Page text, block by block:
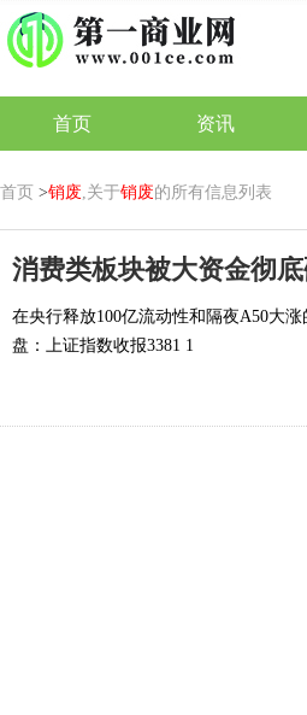
首页 资讯
首页 >销废,关于销废的所有信息列表
消费类板块被大资金彻
在央行释放100亿流动性和隔夜A50大
盘：上证指数收报3381 1